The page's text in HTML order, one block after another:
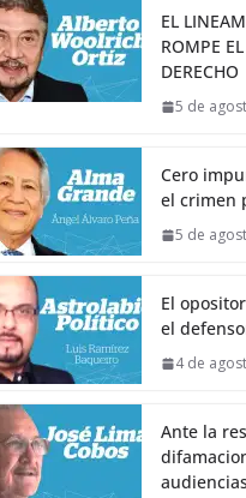
EL
ROMPE
DERECHO
5 de
Cero
el crimen
5 de
El
el
4 de
Ante la